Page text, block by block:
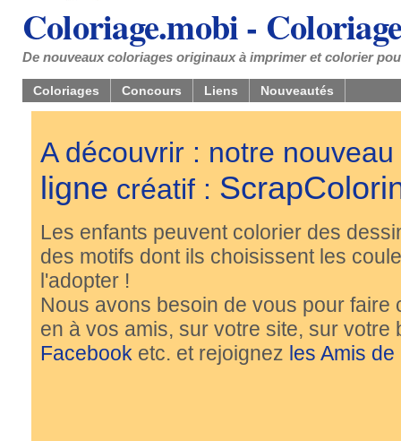
Coloriage.mobi -
De nouveaux coloriages originaux à imprimer et colorier
Coloriages Concours Liens Nouveautés
A découvrir : notre
ligne créatif :
Les enfants peuvent colorier des
des motifs dont ils choisissent les
l'adopter !
Nous avons besoin de vous pour
en à vos amis, sur votre site, sur
Facebook etc. et rejoignez les Amis